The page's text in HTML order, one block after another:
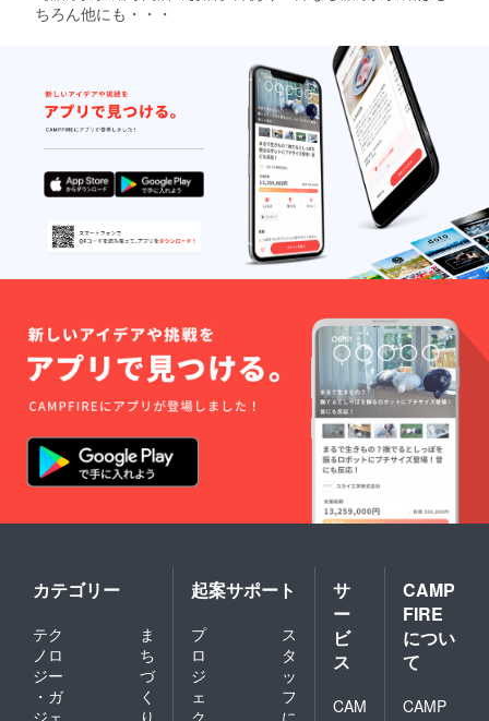
ちろん他にも・・・
カテゴリー
テク
ノロ
ジー
・ガ
ジェ
ま
ち
づ
く
り
起案サポート
プ
ロ
ジ
ェ
ク
ス
タ
ッ
フ
に
サ
ー
ビ
ス
CAM
CAMP
FIRE
につい
て
CAMP